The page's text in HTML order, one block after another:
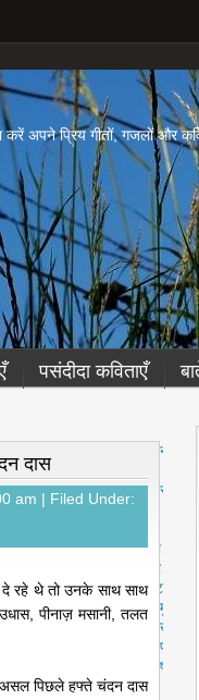
करें अपने प्रिय गीतों, गजलों
पसंदीदा कविताएँ
दास
am | Filed Under:
रहे थे तो उनके साथ साथ
पीनाज़ मसानी, तलत
पिछले हफ्ते चंदन दास
नई
स्ट
नी
पो
स्ट
मु
ख्य
पृ
ष्ठ